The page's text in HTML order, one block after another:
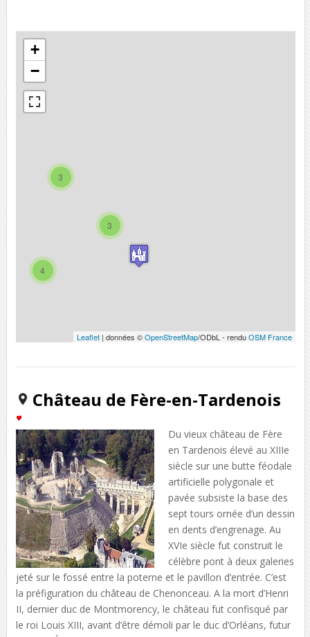
3
3
4
+
−
Leaflet | données ©OpenStreetMap/ODbL - renduOSM France
Château de Fère-en-Tardenois
Du vieux château de Fère
en Tardenois élevé au XIIIe
siècle sur une butte féodale
artificielle polygonale et
pavée subsiste la base des
sept tours ornée d’un dessin
en dents d’engrenage. Au
XVIe siècle fut construit le
célèbre pont à deux galeries
jeté sur le fossé entre la poterne et le pavillon d’entrée. C’est
la préfiguration du château de Chenonceau. A la mort d’Henri
II, dernier duc de Montmorency, le château fut confisqué par
le roi Louis XIII, avant d’être démoli par le duc d’Orléans, futur